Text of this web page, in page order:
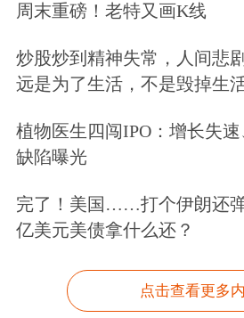
境内非法提供交易等服
前些年，一些境外证券
在境内招揽客户，并通
服务，严重扰乱我国金
实际上，2022年12月30
就曾明确此类活动的非
周末重磅！老特又画K线
炒股炒到精神失常，人间悲
远是为了生活，不是毁掉生活
植物医生四闯IPO：增长失
缺陷曝光
完了！美国……打个伊朗还
亿美元美债拿什么还？
点击查看更多